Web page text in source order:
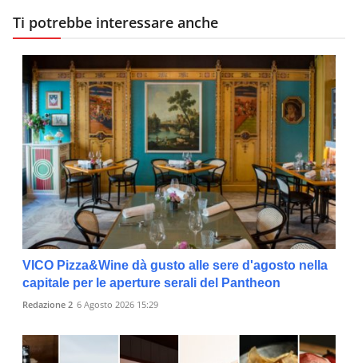
Ti potrebbe interessare anche
VICO Pizza&Wine dà gusto alle sere d'agosto nella
capitale per le aperture serali del Pantheon
Redazione 2 6 Agosto 2026 15:29